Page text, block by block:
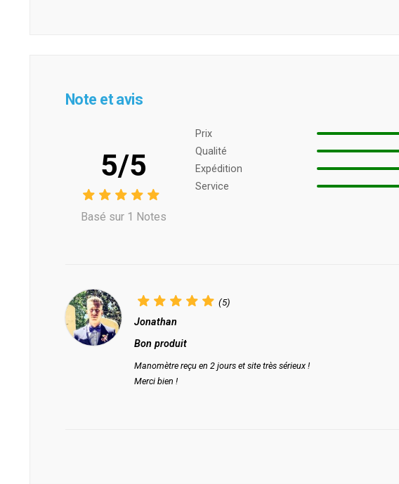
Note et avis
5/5
Basé sur 1 Notes
Prix ​​
Qualité
Expédition
Service
(5)
Jonathan
Bon produit
Manomètre reçu en 2 jours et site très sérieux !
Merci bien !